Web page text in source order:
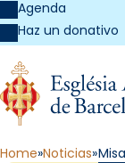
Agenda
Haz un donativo
Home Noticias